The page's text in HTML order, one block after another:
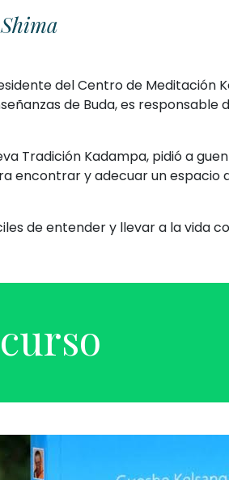
del Centro de Meditación
de Buda, es
Tradición Kadampa, pidió a
encontrar y adecuar un espacio
de entender y llevar a la vida